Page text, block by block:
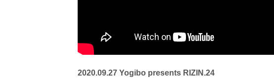
2020.09.27 Yogibo presents RIZIN.24